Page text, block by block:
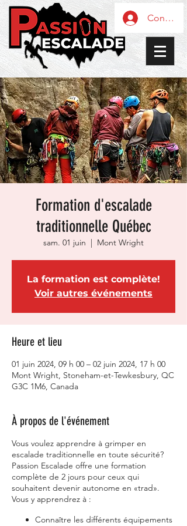
Formation d'escalade
traditionnelle Québec
sam. 01 juin
  |
Mont Wright
La formation est complète!
Voir autres événements
Heure et lieu
01 juin 2024, 09 h 00 – 02 juin 2024, 17 h 00
Mont Wright, Stoneham-et-Tewkesbury, QC
G3C 1M6, Canada
À propos de l'événement
Vous voulez apprendre à grimper en
escalade traditionnelle en toute sécurité?
Passion Escalade offre une formation
complète de 2 jours pour ceux qui
souhaitent devenir autonome en «trad».
Vous y apprendrez à :
Connaître les différents équipements